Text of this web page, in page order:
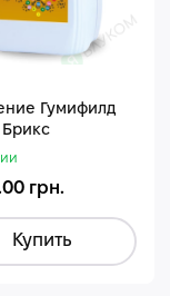
Гумифилд
грн.
Купить